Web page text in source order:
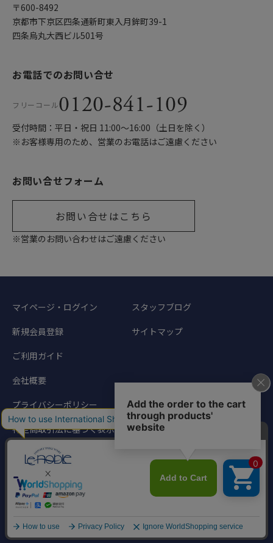
〒600-8492
京都市下京区四条通新町東入月鉾町39-1
四条烏丸大西ビル501号
お電話でのお問い合せ
フリーコール0120-841-109
受付時間：平日・祝日 11:00〜16:00（土日を除く）
※お客様専用のため、営業のお電話はご遠慮ください
お問い合せフォーム
お問い合せはこちら
※営業のお問い合わせはご遠慮ください
マイページ・ログイン
新規会員登録
ご利用ガイド
会社概要
プライバシーポリシー
特定商取引法に基づく表示
スタッフブログ
サイトマップ